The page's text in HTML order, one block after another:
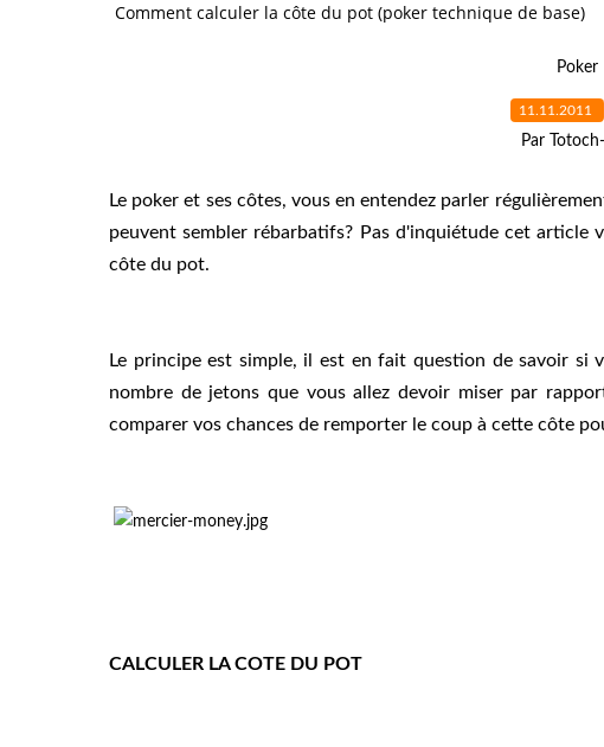
Comment calculer la côte du pot (poker technique de base)
Poker
11.11.2011
Par
Le poker et ses côtes, vous en entendez parler
peuvent sembler rébarbatifs? Pas d'inquiétude cet
côte du pot.
Le principe est simple, il est en fait question de savoir si
nombre de jetons que vous allez devoir miser par
comparer vos chances de remporter le coup à cette côte
CALCULER LA COTE DU POT